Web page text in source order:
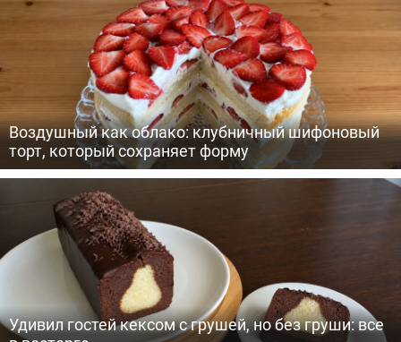
Воздушный как облако: клубничный шифоновый
торт, который сохраняет форму
Удивил гостей кексом с грушей, но без груши: все